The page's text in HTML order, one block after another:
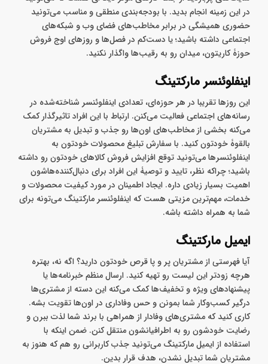
زیادی رو با کسب‌وکار شما آشنا کنه. آماده کردن رپورتاژ و اجارۀ بنر در
سایت‌های پربازدید از جمله کارهای موثر دیگه‌ای هست که می‌تونید
در این زمینه انجام بدید. با بودجه‌بندی منطقی و مناسب می‌تونید
حضوری همیشگی در برابر مخاطب‌های فضای وب و شبکه‌های
حوزۀ کاریتون، میدان رو به رقیب‌ها واگذار نکنید.
اینفلوئنسر مارکتینگ
این روزها تقریبا در هر حوزه‌ای، تعدادی اینفلوئنسر شناخته‌شده در
رسانه‌های اجتماعی فعالیت می‌کنن. ارتباط با این افراد تاثیرگذار کمک
می‌کنه بخشی از مخاطب‌های اون‌ها رو جذب و تبدیل به مشتریان
بالقوۀ خودتون کنید. با سفارش تبلیغ محصولات خودتون به
اینفلوئنسرها می‌تونید توقع افزایش فروش کالاهای خودتون رو داشته
باشید؛ چراکه نظر، تایید و توصیۀ این افراد برای دنبال‌کننده‌هاشون
اهمیت بسیار زیادی داره. ایجاد اطمینان در مورد کیفیت محصولات و
شما به همراه داشته باشه.
ایمیل مارکتینگ
آیا فهرستی از مشتریان پر و پا قرص خودتون دارید؟ اگه نه، بهتره
هرچه زودتر این لیست رو تهیه کنید. ارسال منظم خبرنامه‌ها یا
پیشنهادهای ویژه و تخفیف‌ها کمک می‌کنه این دسته از مشتری‌ها
درگیر کسب‌وکار شما بمونن و حس وفاداری در اون‌ها تقویت بشه.
کاری کنید که مشتری‌های وفادار از همراهی با برند شما لذت ببرن و
رضایت خودشون رو به اطرافیانشون منتقل کنن. ضمن اینکه با